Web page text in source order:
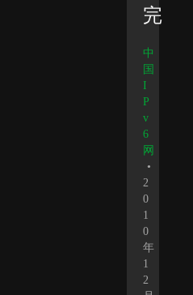
完
中
国
I
P
v
6
网
•
2
0
1
0
年
1
2